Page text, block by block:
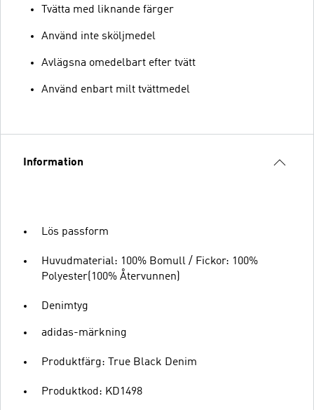
Tvätta med liknande färger
Använd inte sköljmedel
Avlägsna omedelbart efter tvätt
Använd enbart milt tvättmedel
Information
Lös passform
Huvudmaterial: 100% Bomull / Fickor: 100%
Polyester(100% Återvunnen)
Denimtyg
adidas-märkning
Produktfärg: True Black Denim
Produktkod: KD1498